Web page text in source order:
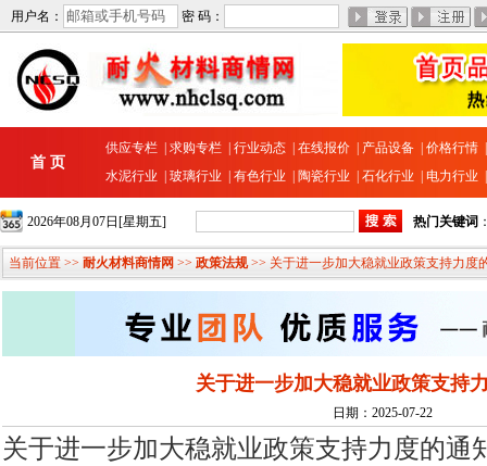
用户名： 密 码：
首 页
供应专栏 求购专栏 行业动态 在线报价 产品设备 价格行情
水泥行业
玻璃行业 有色行业 陶瓷行业 石化行业 电力行业
2026年08月07日[星期五] 热门关键词
当前位置 >> 耐火材料商情网 >> 政策法规>> 关于进一步加大稳就业政策支持力度
关于进一步加大稳就业政策支持
日期：2025-07-22
关于进一步加大稳就业政策支持力度的通